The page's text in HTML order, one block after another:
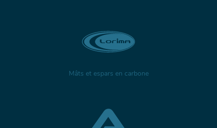
Mâts et espars en carbone